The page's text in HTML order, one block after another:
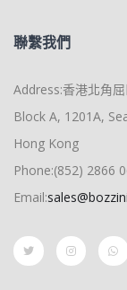
聯繫我們
Address:香港北角
Block A, 1201A,
Hong Kong
Phone:(852) 2866
Email: